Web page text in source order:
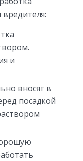
вредителя:
и
вносят в
посадкой